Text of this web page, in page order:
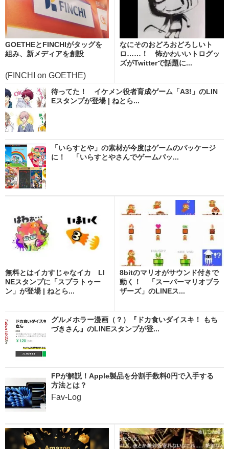
GOETHEとFINCHIがタッグを
組み、新メディアを創設
(FINCHI on GOETHE)
なにそのおどろおどろしいト
ロ……！ 怖かわいいトログッ
ズがTwitterで話題に...
待ってた！ イケメン役者育成ゲーム「A3!」のLIN
Eスタンプが登場 | ねとら...
「いらすとや」の素材が今度はゲームのパッケージ
に！ 「いらすとやさんでゲームパッ...
無料とはイカすじゃなイカ LI
NEスタンプに「スプラトゥー
ン」が登場 | ねとら...
8bitのマリオがサウンド付きで
動く！ 「スーパーマリオブラ
ザーズ」のLINEス...
グルメホラー漫画（？）『ドカ食いダイスキ！ もち
づきさん』のLINEスタンプが登...
FPが解説！Apple製品を分割手数料0円で入手する
方法とは？
Fav-Log